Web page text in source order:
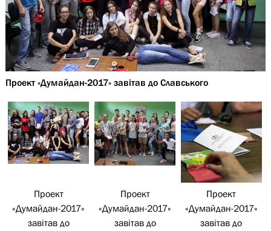
Проект «Думайдан-2017» завітав до Славського
Проект
«Думайдан-2017»
завітав до
Проект
«Думайдан-2017»
завітав до
Проект
«Думайдан-2017»
завітав до